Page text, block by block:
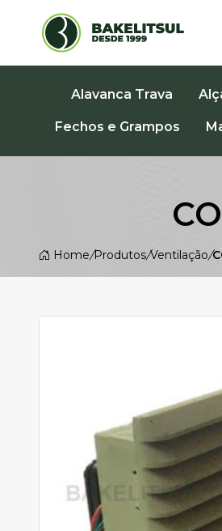
Alavanca Trava
Fechos e Grampos
Home/Produtos/Ventilação/